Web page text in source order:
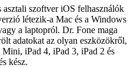
szoftver iOS felhasználók
létezik-a Mac és a Windows
a laptopról. Dr. Fone maga
adatokat az olyan eszközökről,
iPad 4, iPad 3, iPad 2 és
kész.